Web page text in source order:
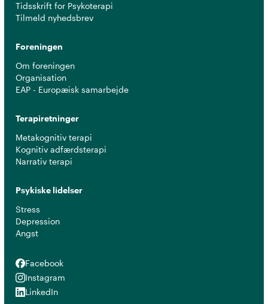
Tidsskrift for Psykoterapi
Tilmeld nyhedsbrev
Foreningen
Om foreningen
Organisation
EAP - Europæisk samarbejde
Terapiretninger
Metakognitiv terapi
Kognitiv adfærdsterapi
Narrativ terapi
Psykiske lidelser
Stress
Depression
Angst
Facebook
Facebook
Instagram
Instagram
LinkedIn
LinkedIn